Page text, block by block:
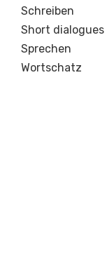
Schreiben
Short dialogues
Sprechen
Wortschatz